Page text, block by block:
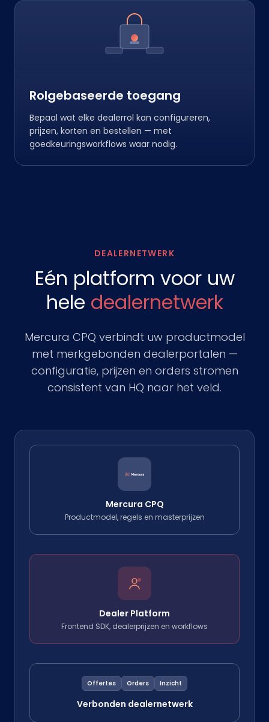
Rolgebaseerde toegang
Bepaal wat elke dealerrol kan configureren,
prijzen, korten en bestellen — met
goedkeuringsworkflows waar nodig.
DEALERNETWERK
Eén platform voor uw
hele dealernetwerk
Mercura CPQ verbindt uw productmodel
met merkgebonden dealerportalen —
configuratie, prijzen en orders stromen
consistent van HQ naar het veld.
Mercura CPQ
Productmodel, regels en masterprijzen
Dealer Platform
Frontend SDK, dealerprijzen en workflows
Offertes Orders Inzicht
Verbonden dealernetwerk